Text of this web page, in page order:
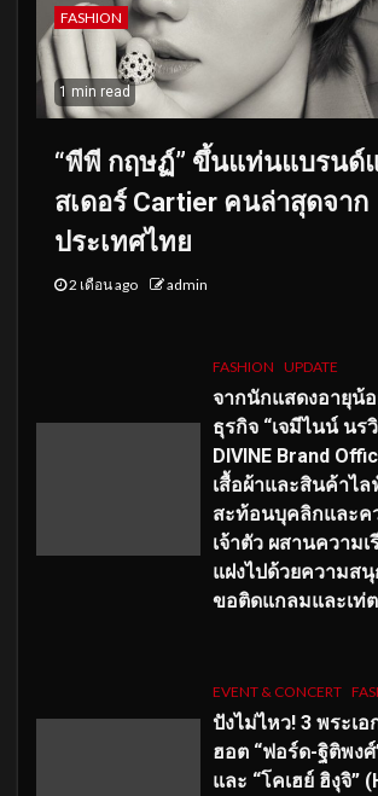
FASHION
1 min read
“พีพี กฤษฏ์” ขึ้นแท่นแบรนด์
สเดอร์ Cartier คนล่าสุดจาก
ประเทศไทย
2 เดือน ago admin
FASHION UPDATE
จากนักแสดงอายุน้อ
ธุรกิจ “เจมีไนน์ นร
DIVINE Brand
เสื้อผ้าและสินค้าไ
สะท้อนบุคลิกและค
เจ้าตัว ผสานความเ
แฝงไปด้วยความส
ขอติดแกลมและเท่
EVENT & CONCERT
ปังไม่ไหว! 3 พระเ
ฮอต “ฟอร์ด-ฐิติพงศ์
และ “โคเฮย์ ฮิงุจิ”